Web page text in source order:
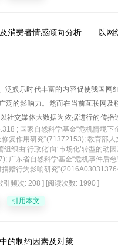
消费者情感倾向分析——以网
泛娱乐时代丰富的内容促使我国网
泛的影响力。然而在当前互联网及
社交媒体大数据为依据进行的传播
饮品牌"喜茶"为例,运用爬虫技术
台上有效文本数据46892条,通过数
消费者进行了画像分析,同时发现关
体传播具有重要作用,并且消费者在
向,根据消费者态度、行为及情感倾
提出网红品牌营销管理建议。
; 国家自然科学基金“危机情境下
复作用研究”(71372153); 教育部人
组织由‘行政化’向‘市场化’转型的动
广东省自然科学基金“危机事件后
赠行为影响研究
引频次: 208 ] [阅读次数: 1990 ]
引用本文
的制约因素及对策